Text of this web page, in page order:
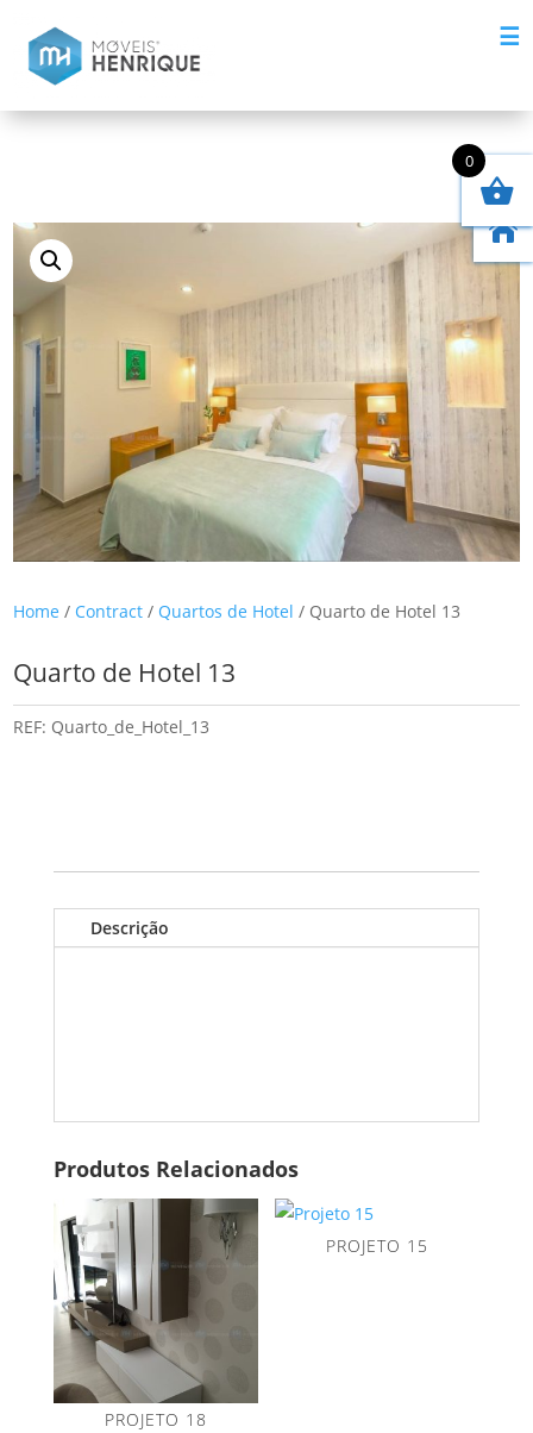
☰
Home / Contract / Quartos de Hotel / Quarto de Hotel 13
Quarto de Hotel 13
REF: Quarto_de_Hotel_13
Descrição
Produtos Relacionados
PROJETO 18
PROJETO 15

0